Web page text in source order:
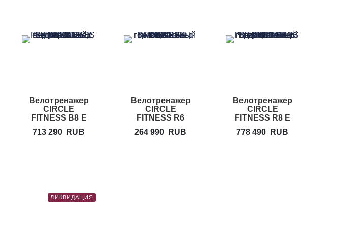
Велотренажер
CIRCLE
FITNESS B8 E
713 290 RUB
Велотренажер
CIRCLE
FITNESS R6
264 990
RUB
Велотренажер
CIRCLE
FITNESS R8 E
778 490 RUB
ЛИКВИДАЦИЯ